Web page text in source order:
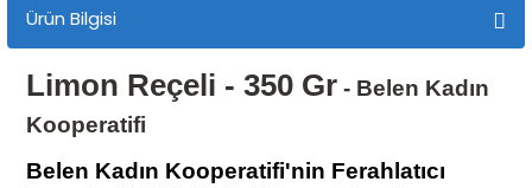
ÜRETİM Ürünleri
Ürün Bilgisi
Limon Reçeli - 350 Gr - Belen Kadın
Kooperatifi
Belen Kadın Kooperatifi'nin Ferahlatıcı